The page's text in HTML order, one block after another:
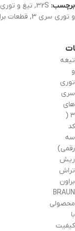
برچسب: 32S
, تیغ و
و توری سری 3
, قطعات
تیغه
و
توری
سری
های
۳ (
کد
سه
رقمی)
ریش
تراش
براون
BRAUN
محصولی
با
کیفیت